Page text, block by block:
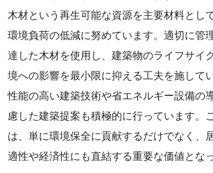
木材という再生可能な資源を主要材料とし
環境負荷の低減に努めています。適切に管
達した木材を使用し、建築物のライフサイ
境への影響を最小限に抑える工夫を施して
性能の高い建築技術や省エネルギー設備の
慮した建築提案も積極的に行っています。
は、単に環境保全に貢献するだけでなく、
適性や経済性にも直結する重要な価値とな